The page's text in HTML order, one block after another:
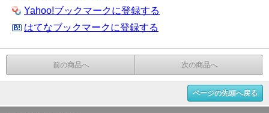
Yahoo!ブックマークに登録する
はてなブックマークに登録する
前の商品へ 次の商品へ
ページの先頭へ戻る